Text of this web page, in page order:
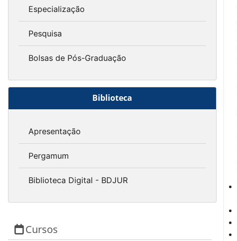
Especialização
Pesquisa
Bolsas de Pós-Graduação
Biblioteca
Apresentação
Pergamum
Biblioteca Digital - BDJUR
Cursos